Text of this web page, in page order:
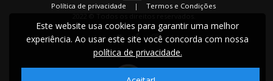
Política de privacidade |
Termos e Condições
Este website usa cookies para garantir uma melhor
experiência. Ao usar este site você concorda com nossa
política de privacidade.